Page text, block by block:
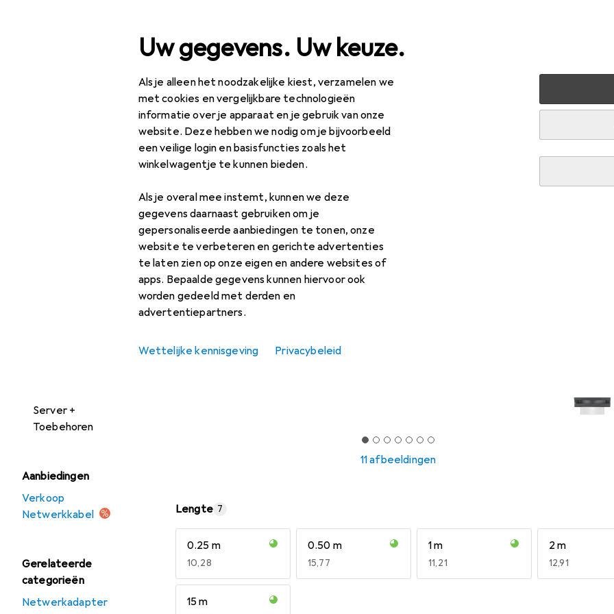
Uw gegevens. Uw keuze.
Als je alleen het noodzakelijke kiest, verzamelen we
met cookies en vergelijkbare technologieën
informatie over je apparaat en je gebruik van onze
website. Deze hebben we nodig om je bijvoorbeeld
een veilige login en basisfuncties zoals het
winkelwagentje te kunnen bieden.
Als je overal mee instemt, kunnen we deze
gegevens daarnaast gebruiken om je
gepersonaliseerde aanbiedingen te tonen, onze
website te verbeteren en gerichte advertenties
te laten zien op onze eigen en andere websites of
apps. Bepaalde gegevens kunnen hiervoor ook
worden gedeeld met derden en
advertentiepartners.
Wettelijke kennisgeving Privacybeleid
Server +
Toebehoren
Aanbiedingen
Verkoop
Netwerkkabel
Gerelateerde
categorieën
Netwerkadapter
Productassortiment IT + Multimedia Goobay
11 afbeeldingen
Lengte 7
0.25 m
EUR
10,28
0.50 m
EUR
15,77
1 m
EUR
11,21
2 m
EUR
12,91
15 m